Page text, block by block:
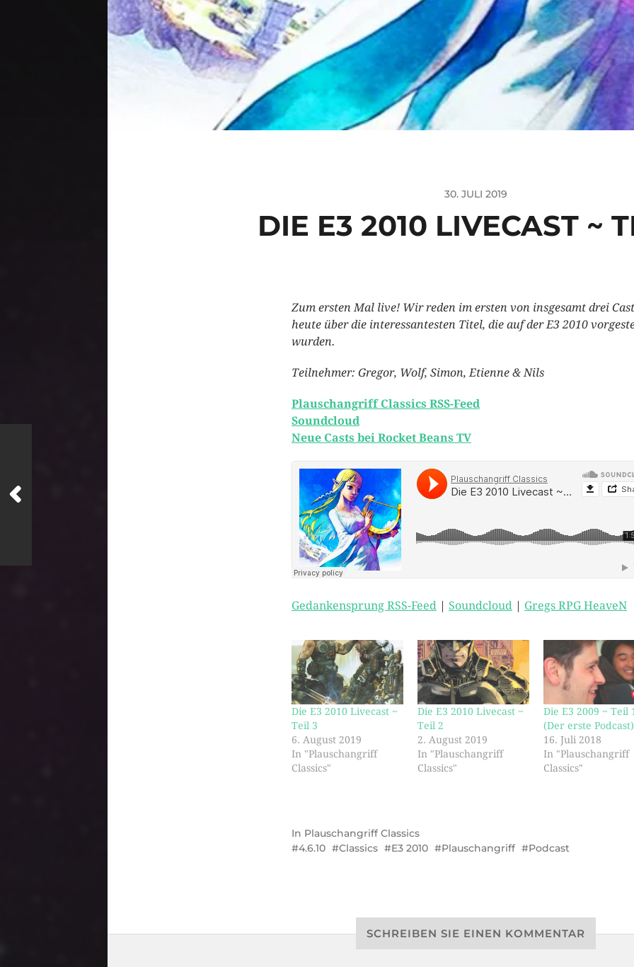
30. JULI 2019
DIE E3 2010 LIVECAST ~
Zum ersten Mal live! Wir reden im ersten von insgesamt drei
heute über die interessantesten Titel, die auf der E3 2010
wurden.
Teilnehmer: Gregor, Wolf, Simon, Etienne & Nils
Plauschangriff Classics RSS-Feed
Soundcloud
Neue Casts bei Rocket Beans TV
Gedankensprung RSS-Feed Soundcloud Gregs RPG HeaveN
Die E3 2010 Livecast ~
Teil 3
6. August 2019
In "Plauschangriff
Classics"
Die E3 2010 Livecast ~
Teil 2
2. August 2019
In "Plauschangriff
Classics"
Die E3 2009 ~ Teil
(Der erste Podcast)
16. Juli 2018
In "Plauschangriff
Classics"
In Plauschangriff Classics
4.6.10
Classics E3 2010 Plauschangriff Podcast
SCHREIBEN SIE EINEN KOMMENTAR